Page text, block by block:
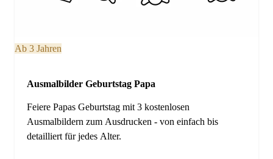
Ab 3 Jahren
Ausmalbilder Geburtstag Papa
Feiere Papas Geburtstag mit 3 kostenlosen
Ausmalbildern zum Ausdrucken - von einfach bis
detailliert für jedes Alter.